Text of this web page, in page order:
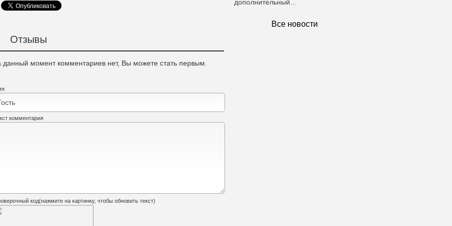
Отзывы
данный момент комментариев нет, Вы можете стать первым.
комментария
код(нажмите на картинку, чтобы обновить текст)
дополнительный…
Все новости